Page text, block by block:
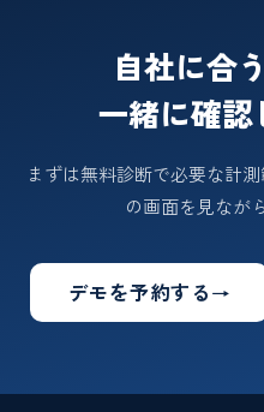
自社に合
一緒に確認
まずは無料診断で必要な計
の画面を見なが
デモを予約する→